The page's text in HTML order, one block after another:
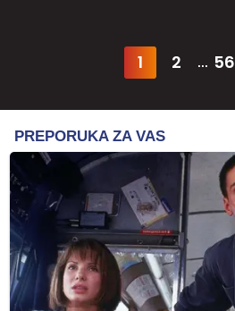
1 2 ... 56